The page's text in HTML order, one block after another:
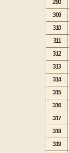
290
309
310
311
312
313
314
315
316
317
318
319